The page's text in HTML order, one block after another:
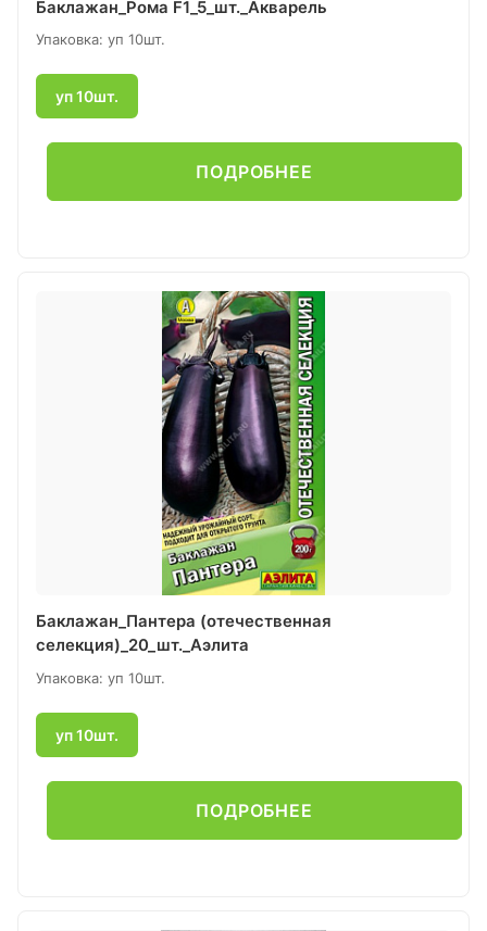
Баклажан_Рома F1_5_шт._Акварель
Упаковка: уп 10шт.
уп 10шт.
ПОДРОБНЕЕ
Баклажан_Пантера (отечественная
селекция)_20_шт._Аэлита
Упаковка: уп 10шт.
уп 10шт.
ПОДРОБНЕЕ